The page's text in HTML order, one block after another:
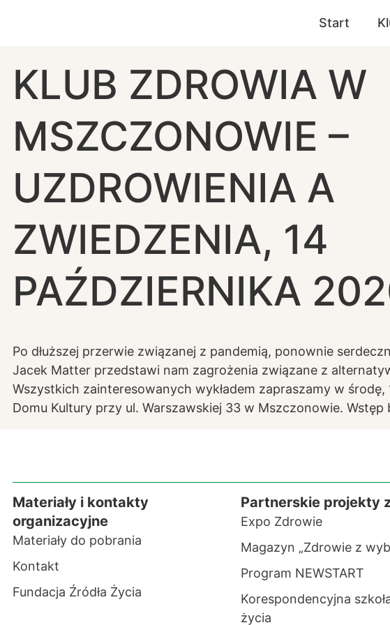
Start
KLUB ZDROWIA W
MSZCZONOWIE –
UZDROWIENIA A
ZWIEDZENIA, 14
PAŹDZIERNIKA
Po dłuższej przerwie związanej z pandemią, ponownie
Jacek Matter przedstawi nam zagrożenia związane z
Wszystkich zainteresowanych wykładem zapraszamy w
Domu Kultury przy ul. Warszawskiej 33 w Mszczonowie. Wstęp
Materiały i kontakty
organizacyjne
Materiały do pobrania
Kontakt
Fundacja Źródła Życia
Partnerskie projekty
Expo Zdrowie
Magazyn „Zdrowie z
Program NEWSTART
Korespondencyjna
życia